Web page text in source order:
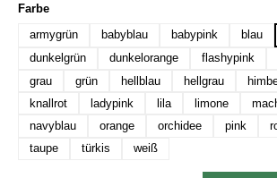
Farbeauswählen
armygrün
babyblau babypink blau
dunkelgrün
dunkelorange flashypink
grau
grün hellblau hellgrau
knallrot
ladypink lila limone
navyblau
orange orchidee pink
taupe
türkis weiß